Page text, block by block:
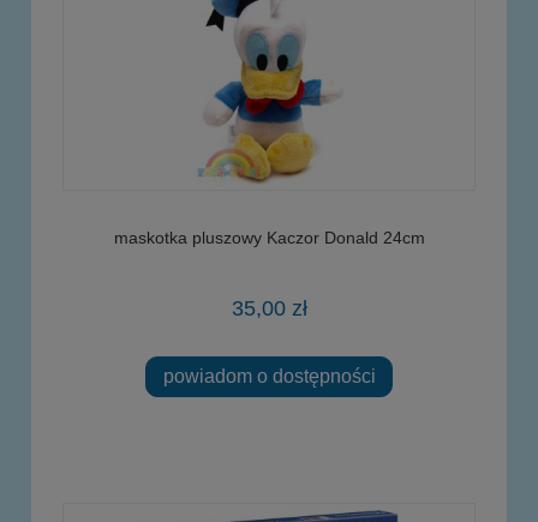
maskotka pluszowy Kaczor Donald 24cm
35,00 zł
powiadom o dostępności